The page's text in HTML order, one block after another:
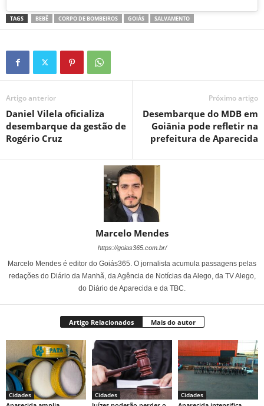
TAGS BEBÊ CORPO DE BOMBEIROS GOIÁS SALVAMENTO
Artigo anterior
Daniel Vilela oficializa
desembarque da gestão de
Rogério Cruz
Próximo artigo
Desembarque do MDB em
Goiânia pode refletir na
prefeitura de Aparecida
Marcelo Mendes
https://goias365.com.br/
Marcelo Mendes é editor do Goiás365. O jornalista acumula passagens pelas
redações do Diário da Manhã, da Agência de Notícias da Alego, da TV Alego,
do Diário de Aparecida e da TBC.
Artigo Relacionados Mais do autor
Cidades Cidades Cidades